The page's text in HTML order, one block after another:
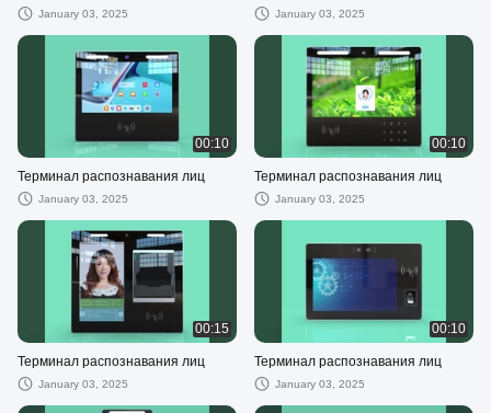
January 03, 2025 January 03, 2025
00:10
Терминал распознавания лиц
January 03, 2025
00:10
Терминал распознавания лиц
January 03, 2025
00:15
Терминал распознавания лиц
January 03, 2025
00:10
Терминал распознавания лиц
January 03, 2025